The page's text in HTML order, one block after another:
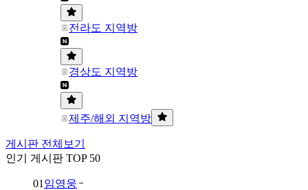
전라도 지역방
경상도 지역방
제주/해외 지역방
게시판 전체보기
인기 게시판 TOP 50
01 임영웅